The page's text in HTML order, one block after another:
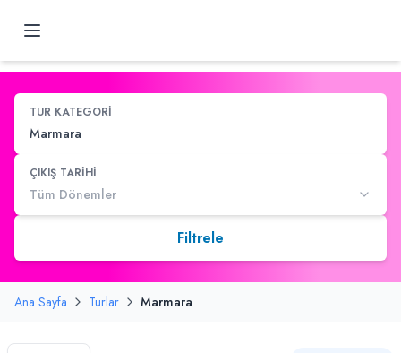
TUR KATEGORİ
Marmara
ÇIKIŞ TARİHİ
Tüm Dönemler
Filtrele
Ana Sayfa Turlar Marmara